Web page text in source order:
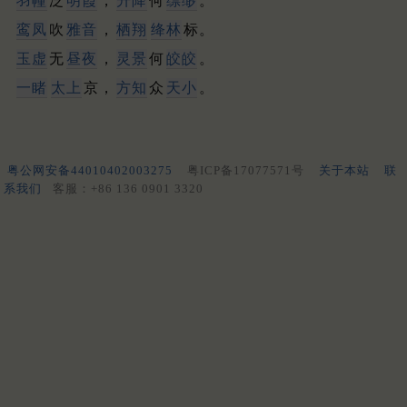
鸾凤 吹 雅音 ， 栖翔 绛林 标。
玉虚 无 昼夜 ， 灵景 何 皎皎 。
一睹 太上 京， 方知 众 天小 。
粤公网安备44010402003275 粤ICP备17077571号 关于本站
联
系我们
客服：+86 136 0901 3320